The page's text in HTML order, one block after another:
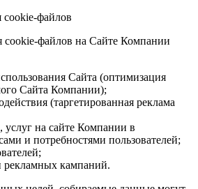
cookie-файлов
cookie-файлов на Сайте Компании
Сайта (оптимизация
Сайта Компании);
(таргетированная реклама
услуг на сайте Компании в
и потребностями пользователей;
рекламных кампаний.